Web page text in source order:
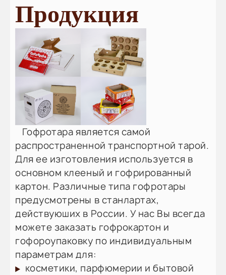
Продукция
Гофротара является самой
распространенной транспортной тарой.
Для ее изготовления используется в
основном клееный и гофрированный
картон. Различные типа гофротары
предусмотрены в станлартах,
действуюших в России. У нас Вы всегда
можете заказать гофрокартон и
гофороупаковку по индивидуальным
параметрам для:
косметики, парфюмерии и бытовой